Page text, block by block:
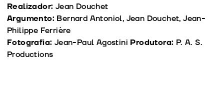
Realizador: Jean Douchet
Argumento: Bernard Antoniol, Jean Douchet, Jean-
Philippe Ferrière
Fotografia: Jean-Paul Agostini Produtora: P. A. S.
Productions